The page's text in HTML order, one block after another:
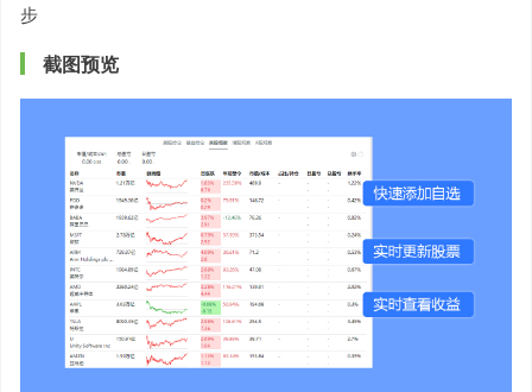
步
截图预览